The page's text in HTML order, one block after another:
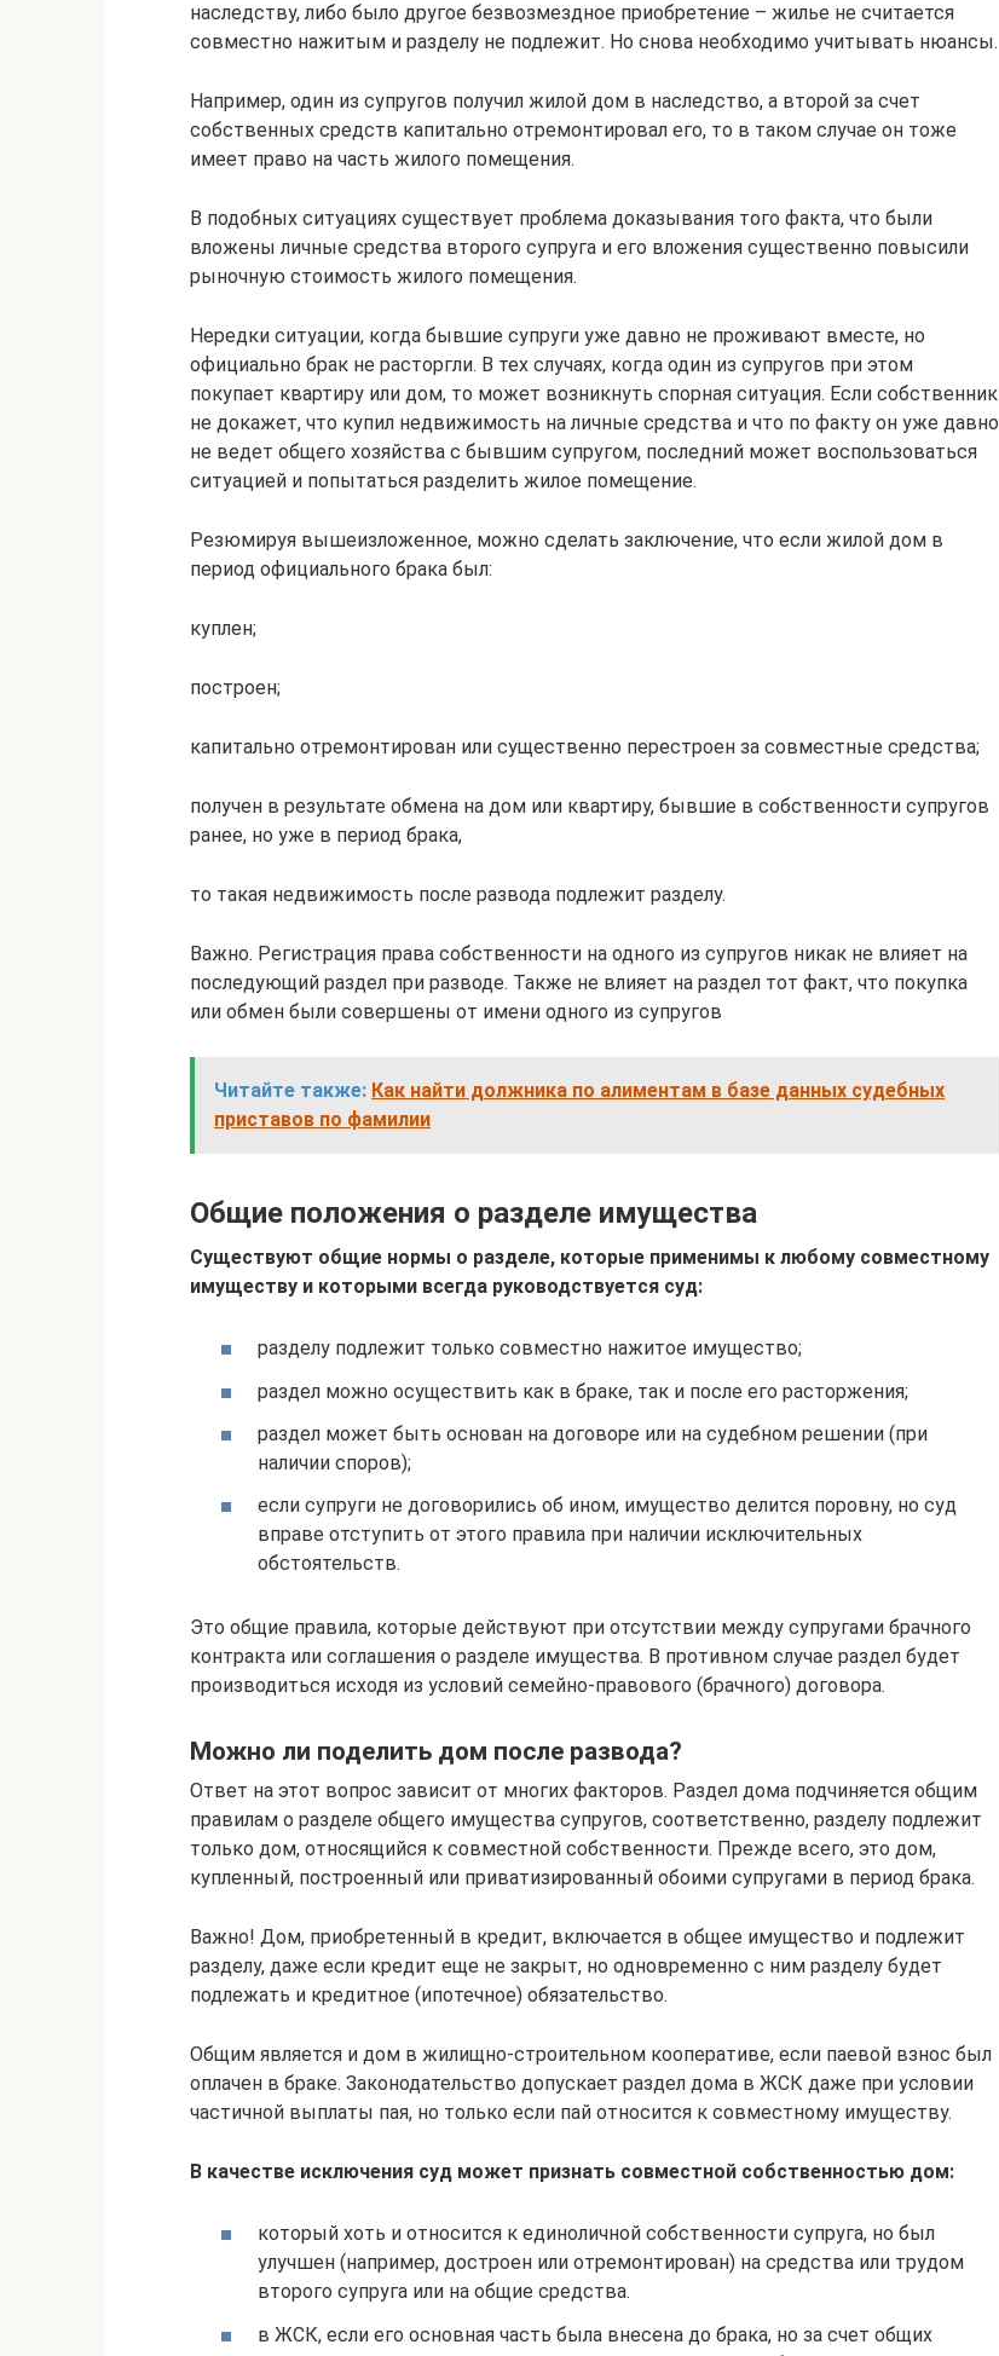
наследству, либо было другое безвозмездное приобретение – жилье не считается
совместно нажитым и разделу не подлежит. Но снова необходимо учитывать нюансы.
Например, один из супругов получил жилой дом в наследство, а второй за счет
собственных средств капитально отремонтировал его, то в таком случае он тоже
имеет право на часть жилого помещения.
В подобных ситуациях существует проблема доказывания того факта, что были
вложены личные средства второго супруга и его вложения существенно повысили
рыночную стоимость жилого помещения.
Нередки ситуации, когда бывшие супруги уже давно не проживают вместе, но
официально брак не расторгли. В тех случаях, когда один из супругов при этом
покупает квартиру или дом, то может возникнуть спорная ситуация. Если собственник
не докажет, что купил недвижимость на личные средства и что по факту он уже давно
не ведет общего хозяйства с бывшим супругом, последний может воспользоваться
ситуацией и попытаться разделить жилое помещение.
Резюмируя вышеизложенное, можно сделать заключение, что если жилой дом в
период официального брака был:
куплен;
построен;
капитально отремонтирован или существенно перестроен за совместные средства;
получен в результате обмена на дом или квартиру, бывшие в собственности супругов
ранее, но уже в период брака,
то такая недвижимость после развода подлежит разделу.
Важно. Регистрация права собственности на одного из супругов никак не влияет на
последующий раздел при разводе. Также не влияет на раздел тот факт, что покупка
или обмен были совершены от имени одного из супругов
Читайте также: Как найти должника по алиментам в базе данных судебных
приставов по фамилии
Общие положения о разделе имущества
Существуют общие нормы о разделе, которые применимы к любому совместному
имуществу и которыми всегда руководствуется суд:
разделу подлежит только совместно нажитое имущество;
раздел можно осуществить как в браке, так и после его расторжения;
раздел может быть основан на договоре или на судебном решении (при
наличии споров);
если супруги не договорились об ином, имущество делится поровну, но суд
вправе отступить от этого правила при наличии исключительных
обстоятельств.
Это общие правила, которые действуют при отсутствии между супругами брачного
контракта или соглашения о разделе имущества. В противном случае раздел будет
производиться исходя из условий семейно-правового (брачного) договора.
Можно ли поделить дом после развода?
Ответ на этот вопрос зависит от многих факторов. Раздел дома подчиняется общим
правилам о разделе общего имущества супругов, соответственно, разделу подлежит
только дом, относящийся к совместной собственности. Прежде всего, это дом,
купленный, построенный или приватизированный обоими супругами в период брака.
Важно! Дом, приобретенный в кредит, включается в общее имущество и подлежит
разделу, даже если кредит еще не закрыт, но одновременно с ним разделу будет
подлежать и кредитное (ипотечное) обязательство.
Общим является и дом в жилищно-строительном кооперативе, если паевой взнос был
оплачен в браке. Законодательство допускает раздел дома в ЖСК даже при условии
частичной выплаты пая, но только если пай относится к совместному имуществу.
В качестве исключения суд может признать совместной собственностью дом:
который хоть и относится к единоличной собственности супруга, но был
улучшен (например, достроен или отремонтирован) на средства или трудом
второго супруга или на общие средства.
в ЖСК, если его основная часть была внесена до брака, но за счет общих